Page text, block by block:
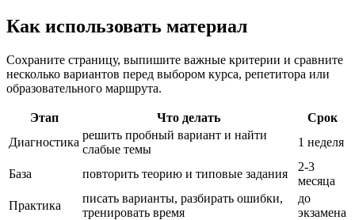
Как использовать материал
Сохраните страницу, выпишите важные критерии и сравните
несколько вариантов перед выбором курса, репетитора или
образовательного маршрута.
Этап Что делать
Срок
Диагностика
решить пробный вариант и найти
слабые темы
1 неделя
База повторить теорию и типовые задания
2-3
месяца
Практика
писать варианты, разбирать ошибки,
тренировать время
до
экзамена